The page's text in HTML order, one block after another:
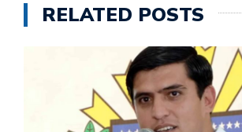
RELATED POSTS